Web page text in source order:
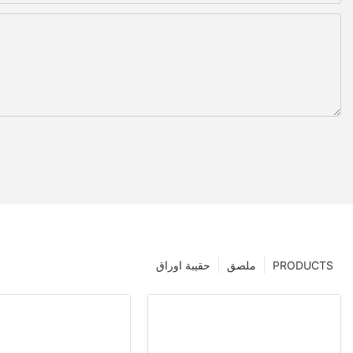
PRODUCTS ملصق حقيبة اوراق